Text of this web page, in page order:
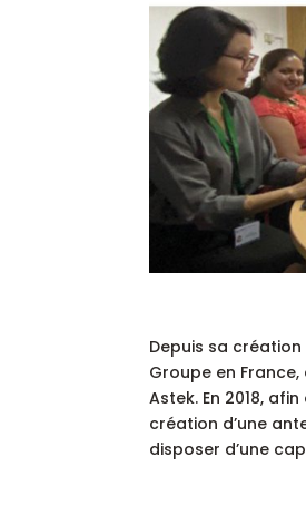
Depuis sa
Groupe en
Astek. En 2018,
création d’une
disposer d’une